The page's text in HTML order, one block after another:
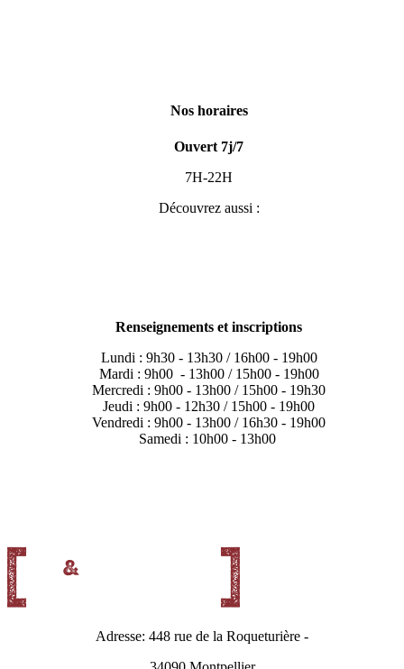
Nos horaires
Ouvert 7j/7
7H-22H
Découvrez aussi :
Renseignements et inscriptions
Lundi : 9h30 - 13h30 / 16h00 - 19h00
Mardi : 9h00 - 13h00 / 15h00 - 19h00
Mercredi : 9h00 - 13h00 / 15h00 - 19h30
Jeudi : 9h00 - 12h30 / 15h00 - 19h00
Vendredi : 9h00 - 13h00 / 16h30 - 19h00
Samedi : 10h00 - 13h00
Adresse: 448 rue de la Roqueturière -